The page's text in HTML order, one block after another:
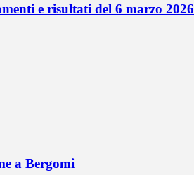
e risultati del 6 marzo 2026
a Bergomi